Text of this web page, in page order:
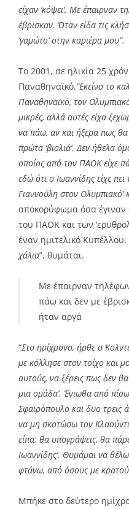
είχαν ‘κόψει’. Με έπαιρναν
έβρισκαν. Όταν είδα τις
‘γαμώτο’ στην καριέρα μου”.
Το 2001, σε ηλικία 25
Παναθηναϊκό.“Εκείνο το
Παναθηναϊκό, τον
μικρές, αλλά αυτές είχα
να πάω, αν και ήξερα πως
πρώτα ‘βιολιά’. Δεν ήθελα
οποίος από τον ΠΑΟΚ είχε
εδώ ότι ο Ιωαννίδης είχε
Γιαννούλη στον Ολυμπιακό’
αποκορύφωμα όσα έγιναν
του ΠΑΟΚ και των
έναν ημιτελικό Κυπέλλου.
χάλια”, θυμάται.
Με έπαιρναν
πάω και δεν με
ήταν αργά
“Στο ημίχρονο, ήρθε ο
με κόλλησε στον τοίχο και
αυτούς, να ξέρεις πως δεν
μια ομάδα’. Ένιωθα από
Σφαιρόπουλο και δυο τρεις
να μη σκοτώσω τον
είπα: θα υπογράψεις, θα
Ιωαννίδης’. Θυμάμαι να
φτάνω, από όσους με
Μπήκε στο δεύτερο